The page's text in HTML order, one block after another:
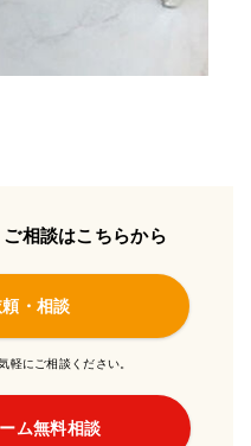
相談はこちらから
・相談
軽にご相談ください。
ム無料相談